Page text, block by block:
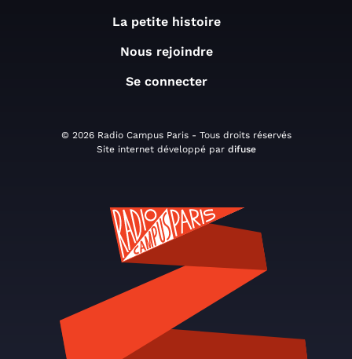
La petite histoire
Nous rejoindre
Se connecter
© 2026 Radio Campus Paris - Tous droits réservés
Site internet développé par difuse